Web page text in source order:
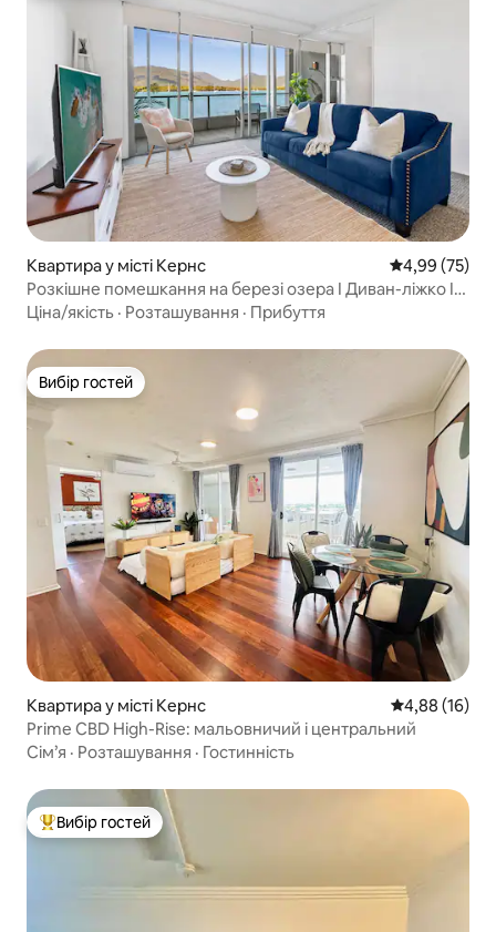
Квартира у місті Кернс Середня
4,99 (75)
Розкішне помешкання на березі озера I Диван-ліжко I
Басейн, тренажерний зал і сауна
Ціна/якість · Розташування · Прибуття
Вибір гостей
Вибір гостей
Квартира у місті Кернс Середня
4,88 (16)
Prime CBD High-Rise: мальовничий і центральний
Сім’я · Розташування · Гостинність
Топ вибір гостей
Вибір гостей